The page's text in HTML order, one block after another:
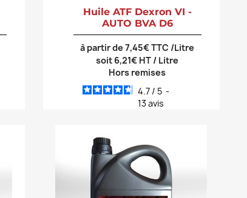
Huile ATF Dexron VI -
AUTO BVA D6
à partir de 7,45€ TTC /Litre
soit 6,21€ HT / Litre
Hors remises
4.7 / 5 -
13avis